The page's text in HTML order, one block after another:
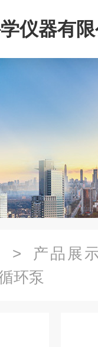
仪器有
> 产品展
环泵